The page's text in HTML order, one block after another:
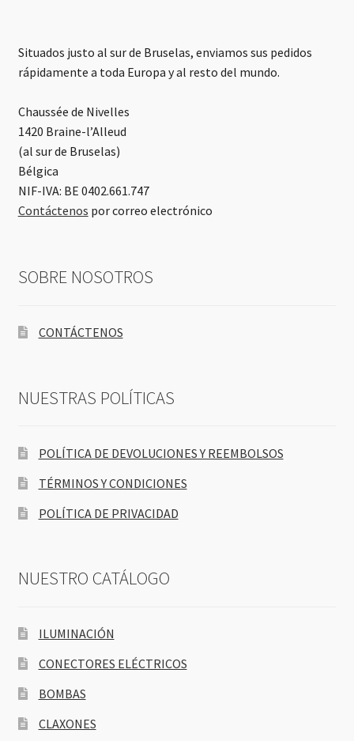
Situados justo al sur de Bruselas, enviamos sus pedidos
rápidamente a toda Europa y al resto del mundo.
Chaussée de Nivelles
1420 Braine-l’Alleud
(al sur de Bruselas)
Bélgica
NIF-IVA: BE 0402.661.747
Contáctenos por correo electrónico
SOBRE NOSOTROS
CONTÁCTENOS
NUESTRAS POLÍTICAS
POLÍTICA DE DEVOLUCIONES Y REEMBOLSOS
TÉRMINOS Y CONDICIONES
POLÍTICA DE PRIVACIDAD
NUESTRO CATÁLOGO
ILUMINACIÓN
CONECTORES ELÉCTRICOS
BOMBAS
CLAXONES